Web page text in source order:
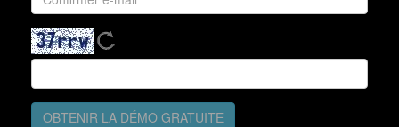
OBTENIR LA DÉMO GRATUITE